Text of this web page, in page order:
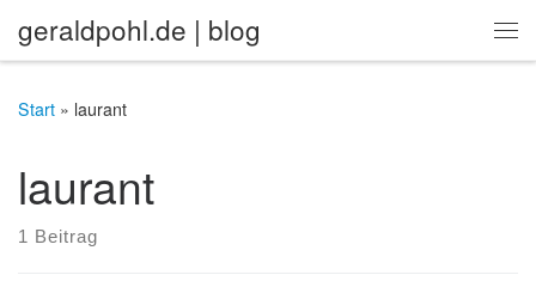
Zum Inhalt springen
geraldpohl.de | blog
Start » laurant
laurant
1 Beitrag